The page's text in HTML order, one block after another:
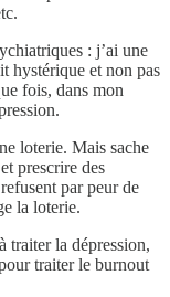
: j’ai une
hystérique et non pas
fois, dans mon
loterie. Mais sache
prescrire des
par peur de
la loterie.
traiter la dépression,
traiter le burnout